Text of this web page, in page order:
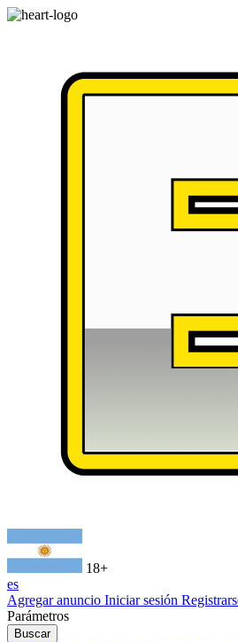
18+
es
Agregar anuncio Iniciar sesión
Parámetros
Buscar